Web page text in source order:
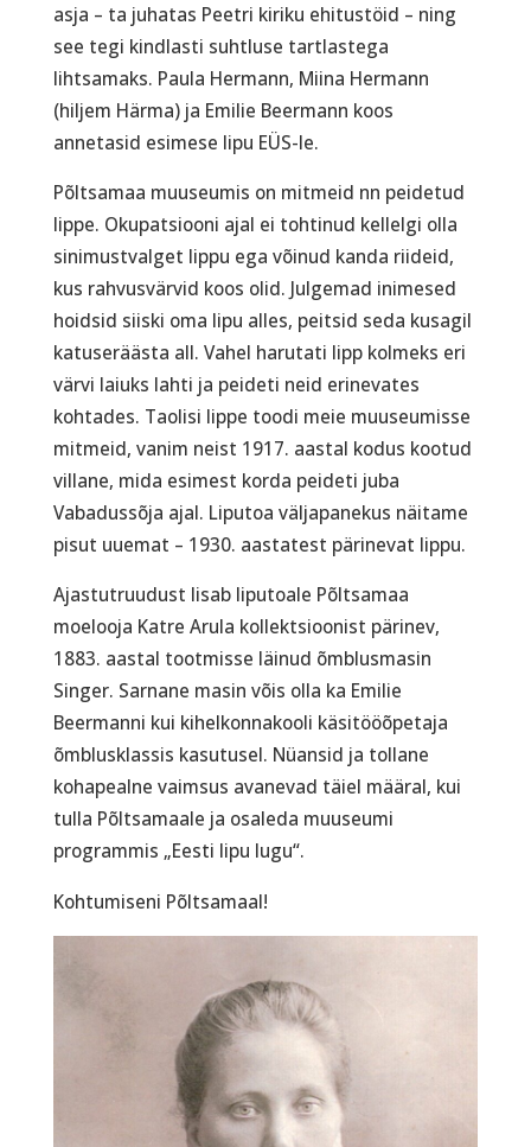
asja – ta juhatas Peetri kiriku ehitustöid – ning
see tegi kindlasti suhtluse tartlastega
lihtsamaks. Paula Hermann, Miina Hermann
(hiljem Härma) ja Emilie Beermann koos
annetasid esimese lipu EÜS-le.
Põltsamaa muuseumis on mitmeid nn peidetud
lippe. Okupatsiooni ajal ei tohtinud kellelgi olla
sinimustvalget lippu ega võinud kanda riideid,
kus rahvusvärvid koos olid. Julgemad inimesed
hoidsid siiski oma lipu alles, peitsid seda kusagil
katuseräästa all. Vahel harutati lipp kolmeks eri
värvi laiuks lahti ja peideti neid erinevates
kohtades. Taolisi lippe toodi meie muuseumisse
mitmeid, vanim neist 1917. aastal kodus kootud
villane, mida esimest korda peideti juba
Vabadussõja ajal. Liputoa väljapanekus näitame
pisut uuemat – 1930. aastatest pärinevat lippu.
Ajastutruudust lisab liputoale Põltsamaa
moelooja Katre Arula kollektsioonist pärinev,
1883. aastal tootmisse läinud õmblusmasin
Singer. Sarnane masin võis olla ka Emilie
Beermanni kui kihelkonnakooli käsitööõpetaja
õmblusklassis kasutusel. Nüansid ja tollane
kohapealne vaimsus avanevad täiel määral, kui
tulla Põltsamaale ja osaleda muuseumi
programmis „Eesti lipu lugu“.
Kohtumiseni Põltsamaal!